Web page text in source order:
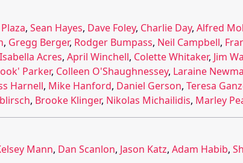
, Sean Hayes, Dave Foley, Charlie Day, Alfred
, Gregg Berger, Rodger Bumpass, Neil Campbell,
Isabella Acres, April Winchell, Colette Whitaker, Jim
Parker, Colleen O'Shaughnessey, Laraine
Harnell, Mike Hanford, Daniel Gerson, Teresa
, Brooke Klinger, Nikolas Michailidis, Marley
Mann, Dan Scanlon, Jason Katz, Adam Habib,